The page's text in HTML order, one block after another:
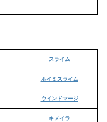
スライム
ホイミスライム
ウインドマージ
キメイラ